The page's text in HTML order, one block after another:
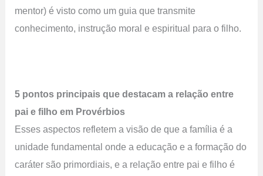
mentor) é visto como um guia que transmite
conhecimento, instrução moral e espiritual para o filho.
5 pontos principais que destacam a relação entre
pai e filho em Provérbios
Esses aspectos refletem a visão de que a família é a
unidade fundamental onde a educação e a formação do
caráter são primordiais, e a relação entre pai e filho é